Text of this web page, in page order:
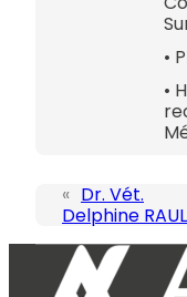
•
•
« Dr. Vét.
Delphine